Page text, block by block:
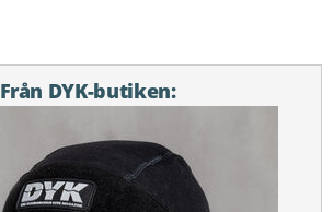
Från DYK-butiken: